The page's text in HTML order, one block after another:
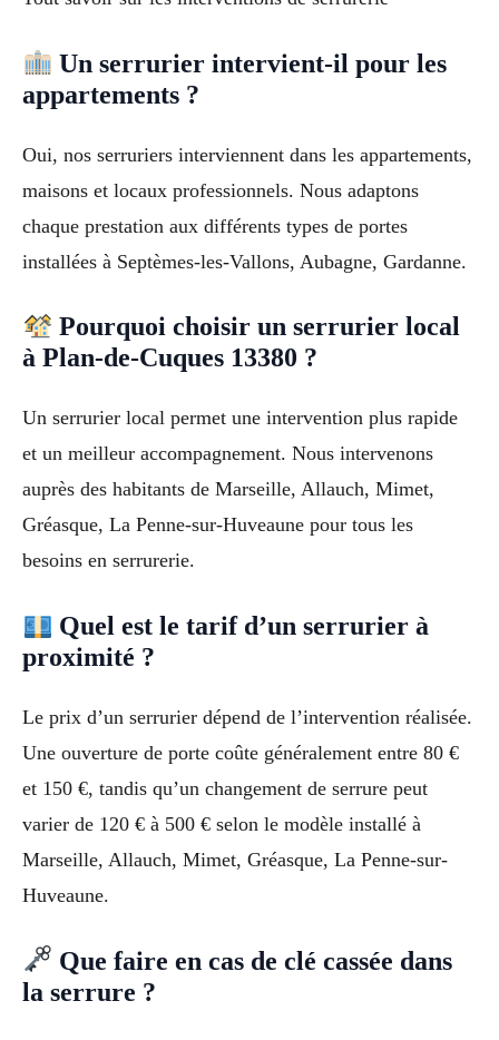
Un serrurier intervient-il pour les
appartements ?
Oui, nos serruriers interviennent dans les appartements,
maisons et locaux professionnels. Nous adaptons
chaque prestation aux différents types de portes
installées à Septèmes-les-Vallons, Aubagne, Gardanne.
Pourquoi choisir un serrurier local
à Plan-de-Cuques 13380 ?
Un serrurier local permet une intervention plus rapide
et un meilleur accompagnement. Nous intervenons
auprès des habitants de Marseille, Allauch, Mimet,
Gréasque, La Penne-sur-Huveaune pour tous les
besoins en serrurerie.
Quel est le tarif d’un serrurier à
proximité ?
Le prix d’un serrurier dépend de l’intervention réalisée.
Une ouverture de porte coûte généralement entre 80 €
et 150 €, tandis qu’un changement de serrure peut
varier de 120 € à 500 € selon le modèle installé à
Marseille, Allauch, Mimet, Gréasque, La Penne-sur-
Huveaune.
Que faire en cas de clé cassée dans
la serrure ?